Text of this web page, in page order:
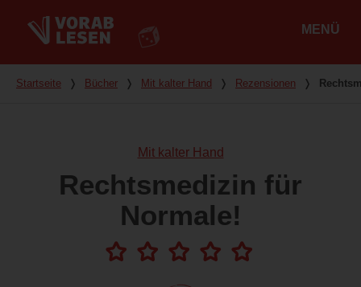
MENÜ
Du bist hier
Startseite ❭ Bücher ❭ Mit kalter Hand ❭ Rezensionen ❭
Mit kalter Hand
Rechtsmedizin für
Normale!